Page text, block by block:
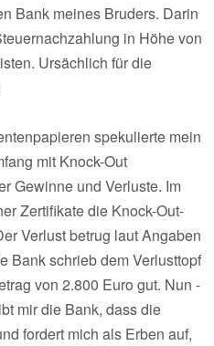
Bank meines Bruders. Darin
in Höhe von
Ursächlich für die
spekulierte mein
mit Knock-Out
Gewinne und Verluste. Im
Zertifikate die Knock-Out-
Verlust betrug laut Angaben
Bank schrieb dem Verlusttopf
von 2.800 Euro gut. Nun -
mir die Bank, dass die
fordert mich als Erben auf,